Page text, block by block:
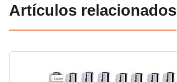
Artículos relacionados